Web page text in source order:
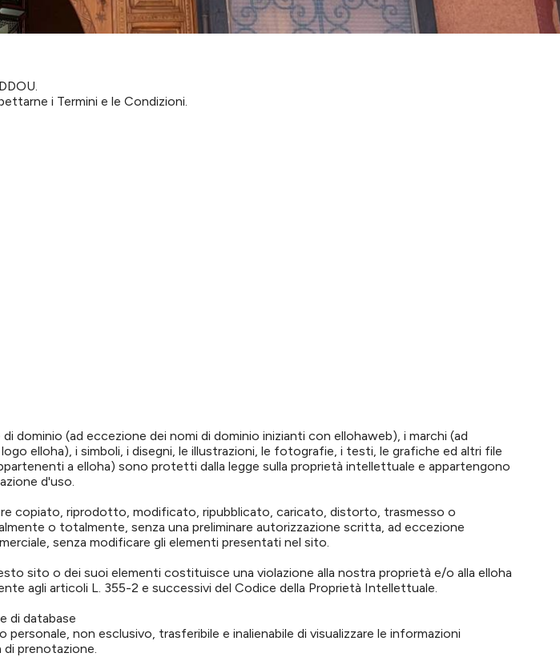
i Termini e le Condizioni.
dominio (ad eccezione dei nomi di dominio inizianti con ellohaweb), i marchi (ad
elloha), i simboli, i disegni, le illustrazioni, le fotografie, i testi, le grafiche ed altri file
a elloha) sono protetti dalla legge sulla proprietà intellettuale e appartengono
d'uso.
copiato, riprodotto, modificato, ripubblicato, caricato, distorto, trasmesso o
o totalmente, senza una preliminare autorizzazione scritta, ad eccezione
senza modificare gli elementi presentati nel sito.
sito o dei suoi elementi costituisce una violazione alla nostra proprietà e/o alla elloha
agli articoli L. 355-2 e successivi del Codice della Proprietà Intellettuale.
di database
non esclusivo, trasferibile e inalienabile di visualizzare le informazioni
prenotazione.